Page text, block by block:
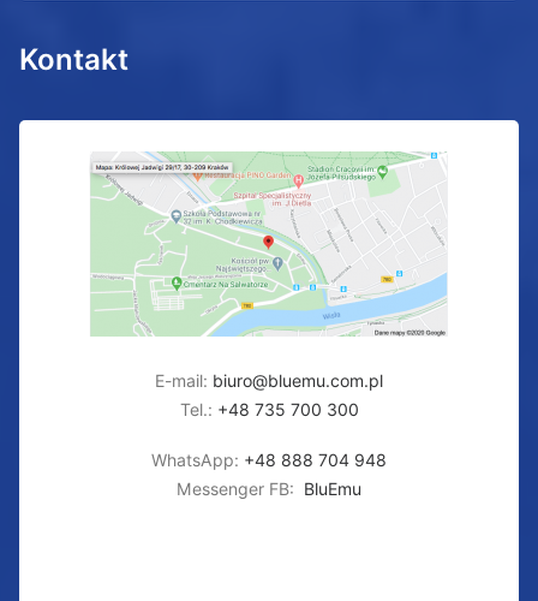
Kontakt
E-mail: biuro@bluemu.com.pl
Tel.: +48 735 700 300
WhatsApp: +48 888 704 948
Messenger FB: BluEmu